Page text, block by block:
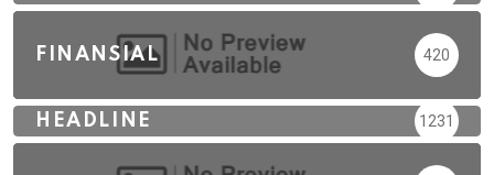
FINANSIAL 420
HEADLINE 1231